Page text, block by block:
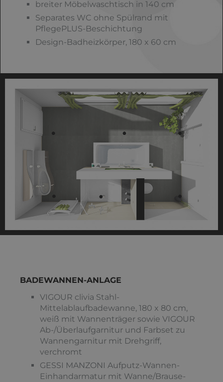
breiter Möbelwaschtisch in 140 cm
Separates WC ohne Spülrand mit
PflegePLUS-Beschichtung
Design-Badheizkörper, 180 x 60 cm
BADEWANNEN-ANLAGE
VIGOUR clivia Stahl-
Mittelablaufbadewanne, 180 x 80 cm,
weiß mit Wannenträger sowie VIGOUR
Ab-/Überlaufgarnitur und Farbset zu
Wannengarnitur mit Drehgriff,
verchromt
GESSI MANZONI Aufputz-Wannen-
Einhandarmatur mit Wanne/Brause-